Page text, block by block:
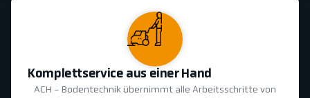
Komplettservice aus einer Hand
ACH - Bodentechnik übernimmt alle Arbeitsschritte von